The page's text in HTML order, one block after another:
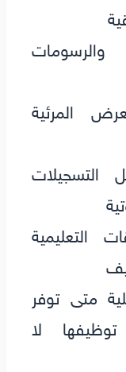
المرئية
التسجيلات
التعليمية
متى توفر
لا